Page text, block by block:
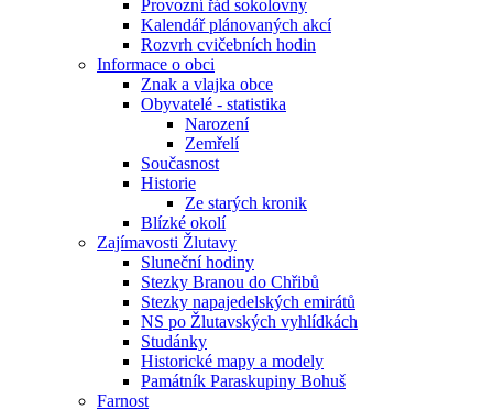
Provozní řád sokolovny
Kalendář plánovaných akcí
Rozvrh cvičebních hodin
Informace o obci
Znak a vlajka obce
Obyvatelé - statistika
Narození
Zemřelí
Současnost
Historie
Ze starých kronik
Blízké okolí
Zajímavosti Žlutavy
Sluneční hodiny
Stezky Branou do Chřibů
Stezky napajedelských emirátů
NS po Žlutavských vyhlídkách
Studánky
Historické mapy a modely
Památník Paraskupiny Bohuš
Farnost